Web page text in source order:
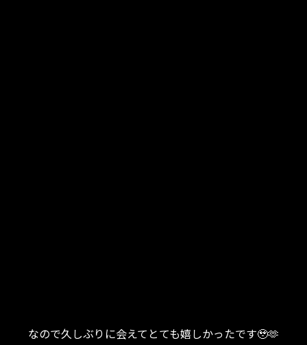
なので久しぶりに会えてとても嬉しかったです🥹🫶